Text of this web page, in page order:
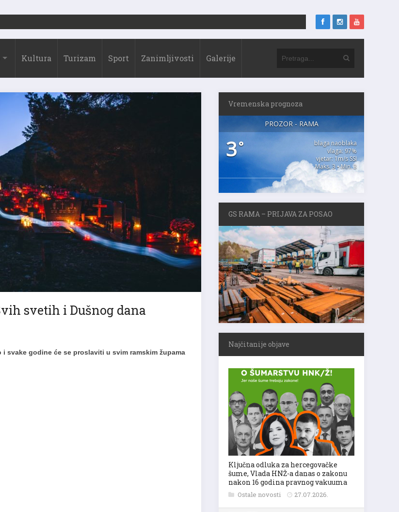
Kultura Turizam Sport Zanimljivosti Galerije
svetih i Dušnog dana
svake godine će se proslaviti u svim ramskim župama
Vremenska prognoza
PROZOR - RAMA
3°
blaga naoblaka
vlaga: 97%
vjetar: 1m/s SSI
Maks. 3 • Min. 3
GS RAMA – PRIJAVA ZA POSAO
Najčitanije objave
Ključna odluka za hercegovačke
šume, Vlada HNŽ-a danas o zakonu
nakon 16 godina pravnog vakuuma
Ostale novosti 27.07.2026.